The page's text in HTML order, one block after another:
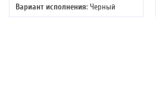
Вариант исполнения: Черный